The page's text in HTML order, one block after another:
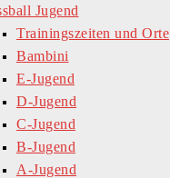
Jugend
Trainingszeiten und Orte
Bambini
E-Jugend
D-Jugend
C-Jugend
B-Jugend
A-Jugend